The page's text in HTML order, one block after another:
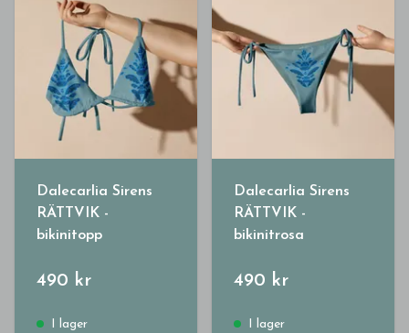
Dalecarlia Sirens
RÄTTVIK -
bikinitopp
490 kr
I lager
Dalecarlia Sirens
RÄTTVIK -
bikinitrosa
490 kr
I lager